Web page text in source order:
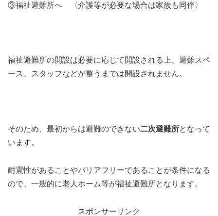
③福祉避難所へ 〈介護等が必要な場合は家族も同伴〉
福祉避難所の開設は必要に応じて開設される上、避難スペ
ース、スタッフなどが整うまでは開設されません。
そのため、最初からは避難のできない二次避難所となって
います。
耐震性があることやバリアフリーであることが条件になる
ので、一般的に老人ホーム等が福祉避難所となります。
スポンサーリンク